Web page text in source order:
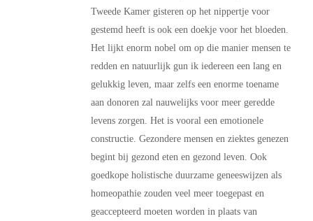
Tweede Kamer gisteren op het nippertje voor
gestemd heeft is ook een doekje voor het bloeden.
Het lijkt enorm nobel om op die manier mensen te
redden en natuurlijk gun ik iedereen een lang en
gelukkig leven, maar zelfs een enorme toename
aan donoren zal nauwelijks voor meer geredde
levens zorgen. Het is vooral een emotionele
constructie. Gezondere mensen en ziektes genezen
begint bij gezond eten en gezond leven. Ook
goedkope holistische duurzame geneeswijzen als
homeopathie zouden veel meer toegepast en
geaccepteerd moeten worden in plaats van